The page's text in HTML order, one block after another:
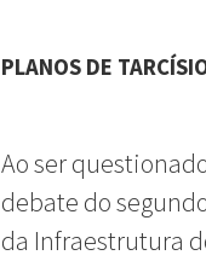
PLANOS DE
Ao ser
debate do
da Infraestrutura